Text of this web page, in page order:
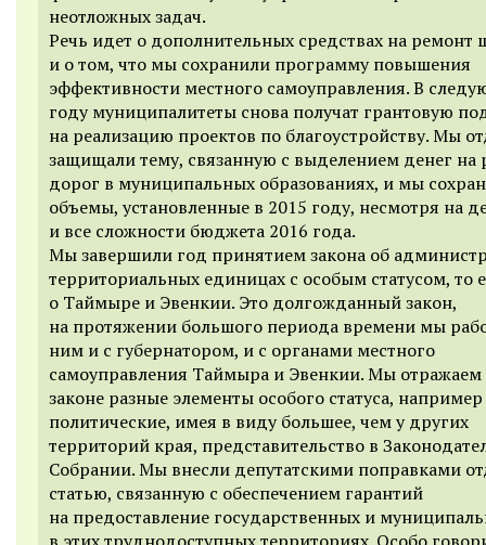
неотложных задач.
Речь идет о дополнительных средствах на ремонт
и о том, что мы сохранили программу повышения
эффективности местного самоуправления. В
году муниципалитеты снова получат грантовую
на реализацию проектов по благоустройству. Мы
защищали тему, связанную с выделением денег на
дорог в муниципальных образованиях, и мы
объемы, установленные в 2015 году, несмотря на
и все сложности бюджета 2016 года.
Мы завершили год принятием закона об
территориальных единицах с особым статусом, то
о Таймыре и Эвенкии. Это долгожданный закон,
на протяжении большого периода времени мы
ним и с губернатором, и с органами местного
самоуправления Таймыра и Эвенкии. Мы отражаем
законе разные элементы особого статуса, например
политические, имея в виду большее, чем у других
территорий края, представительство в
Собрании. Мы внесли депутатскими поправками
статью, связанную с обеспечением гарантий
на предоставление государственных и